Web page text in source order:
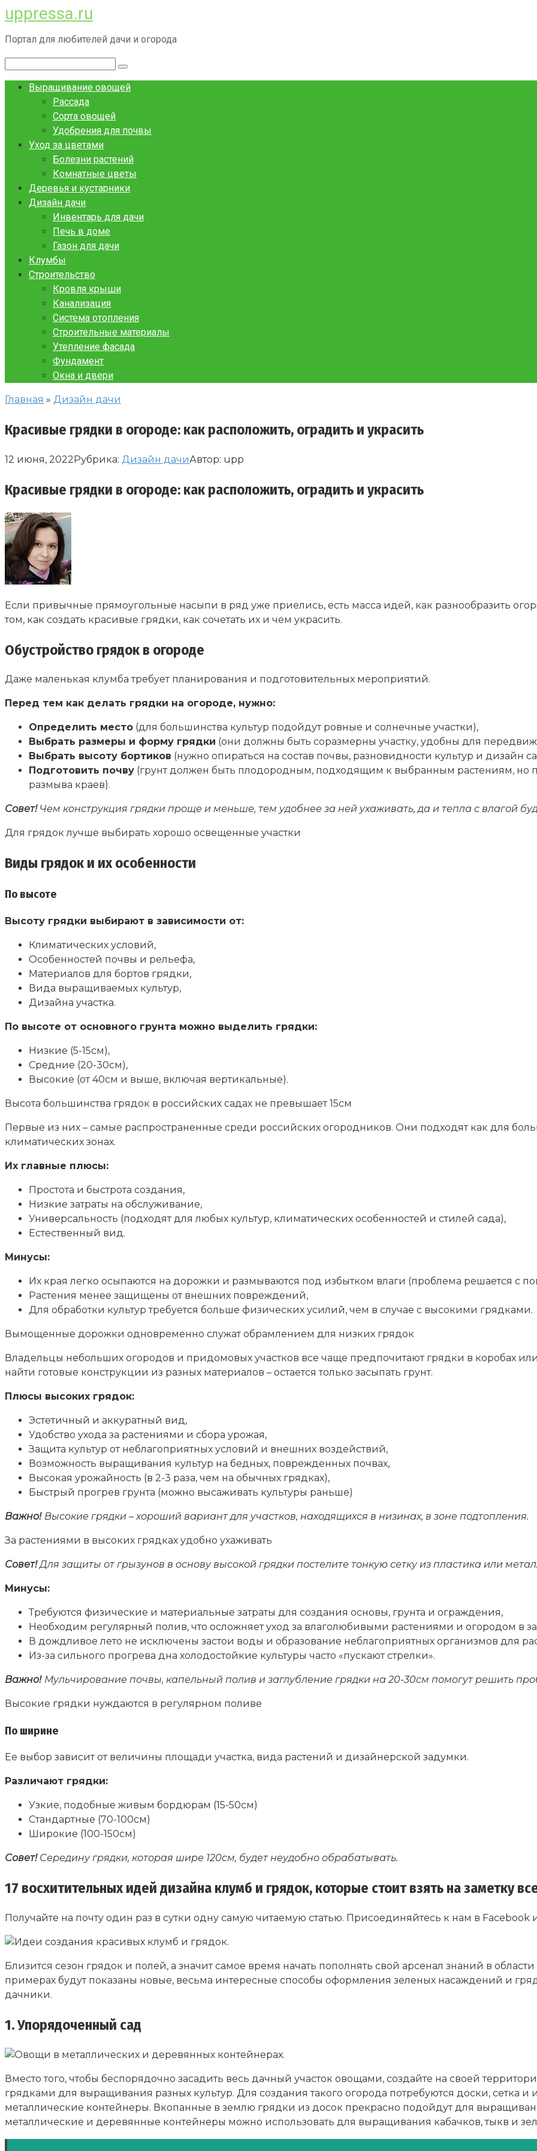
Перейти
к
контенту
uppressa.ru
Портал для любителей дачи и огорода
Выращивание овощей
Рассада
Сорта овощей
Удобрения для почвы
Уход за цветами
Болезни растений
Комнатные цветы
Деревья и кустарники
Дизайн дачи
Инвентарь для дачи
Печь в доме
Газон для дачи
Клумбы
Строительство
Кровля крыши
Канализация
Система отопления
Строительные материалы
Утепление фасада
Фундамент
Окна и двери
Главная » Дизайн дачи
Красивые грядки в огороде: как расположить, оградить и украсить
12 июня, 2022Рубрика: Дизайн дачиАвтор: upp
Красивые грядки в огороде: как расположить, оградить и украсить
Если привычные прямоугольные насыпи в ряд уже приелись, есть масса идей, как разнообразить
том, как создать красивые грядки, как сочетать их и чем украсить.
Обустройство грядок в огороде
Даже маленькая клумба требует планирования и подготовительных мероприятий.
Перед тем как делать грядки на огороде, нужно:
Определить место (для большинства культур подойдут ровные и солнечные участки),
Выбрать размеры и форму грядки (они должны быть соразмерны участку, удобны для
Выбрать высоту бортиков (нужно опираться на состав почвы, разновидности культур и дизайн
Подготовить почву (грунт должен быть плодородным, подходящим к выбранным растениям, но
размыва краев).
Совет! Чем конструкция грядки проще и меньше, тем удобнее за ней ухаживать, да и тепла с влагой
Для грядок лучше выбирать хорошо освещенные участки
Виды грядок и их особенности
По высоте
Высоту грядки выбирают в зависимости от:
Климатических условий,
Особенностей почвы и рельефа,
Материалов для бортов грядки,
Вида выращиваемых культур,
Дизайна участка.
По высоте от основного грунта можно выделить грядки:
Низкие (5-15см),
Средние (20-30см),
Высокие (от 40см и выше, включая вертикальные).
Высота большинства грядок в российских садах не превышает 15см
Первые из них – самые распространенные среди российских огородников. Они подходят как для
климатических зонах.
Их главные плюсы:
Простота и быстрота создания,
Низкие затраты на обслуживание,
Универсальность (подходят для любых культур, климатических особенностей и стилей сада),
Естественный вид.
Минусы:
Их края легко осыпаются на дорожки и размываются под избытком влаги (проблема решается с
Растения менее защищены от внешних повреждений,
Для обработки культур требуется больше физических усилий, чем в случае с высокими грядками.
Вымощенные дорожки одновременно служат обрамлением для низких грядок
Владельцы небольших огородов и придомовых участков все чаще предпочитают грядки в коробах
найти готовые конструкции из разных материалов – остается только засыпать грунт.
Плюсы высоких грядок:
Эстетичный и аккуратный вид,
Удобство ухода за растениями и сбора урожая,
Защита культур от неблагоприятных условий и внешних воздействий,
Возможность выращивания культур на бедных, поврежденных почвах,
Высокая урожайность (в 2-3 раза, чем на обычных грядках),
Быстрый прогрев грунта (можно высаживать культуры раньше)
Важно! Высокие грядки – хороший вариант для участков, находящихся в низинах, в зоне подтопления.
За растениями в высоких грядках удобно ухаживать
Совет! Для защиты от грызунов в основу высокой грядки постелите тонкую сетку из пластика или
Минусы:
Требуются физические и материальные затраты для создания основы, грунта и ограждения,
Необходим регулярный полив, что осложняет уход за влаголюбивыми растениями и огородом в
В дождливое лето не исключены застои воды и образование неблагоприятных организмов для
Из-за сильного прогрева дна холодостойкие культуры часто «пускают стрелки».
Важно! Мульчирование почвы, капельный полив и заглубление грядки на 20-30см помогут решить
Высокие грядки нуждаются в регулярном поливе
По ширине
Ее выбор зависит от величины площади участка, вида растений и дизайнерской задумки.
Различают грядки:
Узкие, подобные живым бордюрам (15-50см)
Стандартные (70-100см)
Широкие (100-150см)
Совет! Середину грядки, которая шире 120см, будет неудобно обрабатывать.
17 восхитительных идей дизайна клумб и грядок, которые стоит взять на заметку
Получайте на почту один раз в сутки одну самую читаемую статью. Присоединяйтесь к нам в Facebook
Близится сезон грядок и полей, а значит самое время начать пополнять свой арсенал знаний в
примерах будут показаны новые, весьма интересные способы оформления зеленых насаждений и
дачники.
1. Упорядоченный сад
Вместо того, чтобы беспорядочно засадить весь дачный участок овощами, создайте на своей
грядками для выращивания разных культур. Для создания такого огорода потребуются доски,
металлические контейнеры. Вкопанные в землю грядки из досок прекрасно подойдут для
металлические и деревянные контейнеры можно использовать для выращивания кабачков, тыкв и